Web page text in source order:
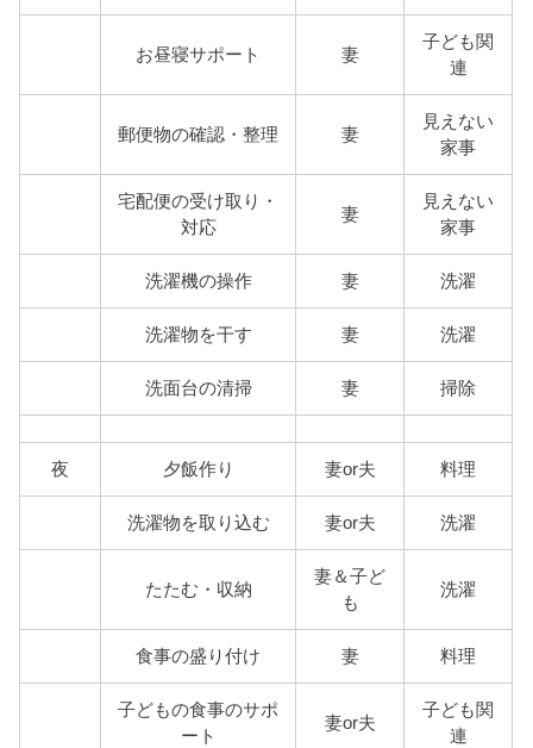
お昼寝サポート 妻
子ども関
連
郵便物の確認・整理 妻
見えない
家事
宅配便の受け取り・
対応
妻
見えない
家事
洗濯機の操作 妻 洗濯
洗濯物を干す 妻 洗濯
洗面台の清掃 妻 掃除
夜 夕飯作り 妻or夫 料理
洗濯物を取り込む 妻or夫 洗濯
たたむ・収納
妻＆子ど
も
洗濯
食事の盛り付け 妻 料理
子どもの食事のサポ
ート
妻or夫
子ども関
連